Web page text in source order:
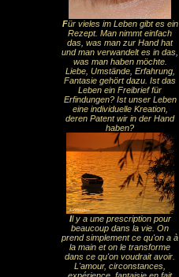
Für vieles im Leben gibt es ein
Rezept. Man nimmt einfach
das, was man zur Hand hat
und man verwandelt es in das,
was man haben möchte.
Liebe, Umstände, Erfahrung,
Fantasie gehört dazu. Ist das
Leben ein Freibrief für
Erfindungen? Ist unser Leben
eine individuelle Kreation,
deren Patent wir in der Hand
haben?
Il y a une prescription pour
beaucoup dans la vie. On
prend simplement ce qu'on a à
la main et on le transforme
dans ce qu'on voudrait avoir.
L'amour, circonstances,